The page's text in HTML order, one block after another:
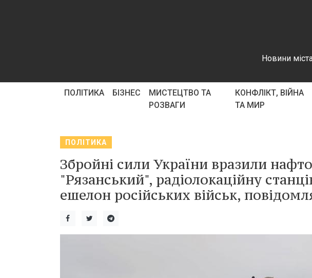
Новини
ПОЛІТИКА БІЗНЕС
МИСТЕЦТВО ТА
РОЗВАГИ
КОНФЛІКТ, ВІЙНА
ТА МИР
ПОЛІТИКА
Збройні сили України вразили
"Рязанський", радіолокаційну
ешелон російських військ,